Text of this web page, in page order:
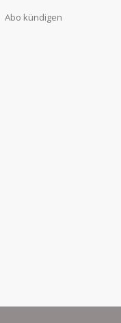
Abo kündigen